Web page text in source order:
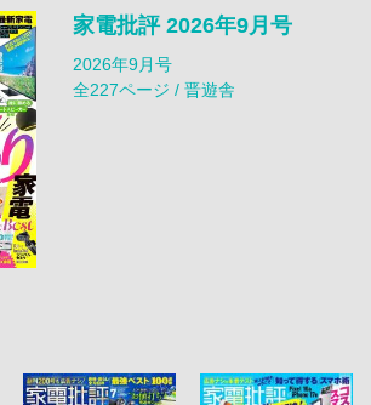
家電批評 2026年9月号
2026年9月号
全227ページ / 晋遊舎